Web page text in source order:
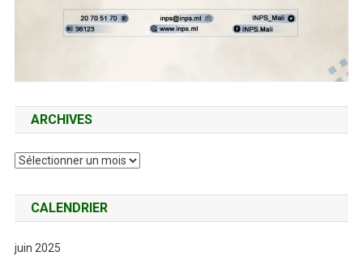
ARCHIVES
Archives
CALENDRIER
juin 2025